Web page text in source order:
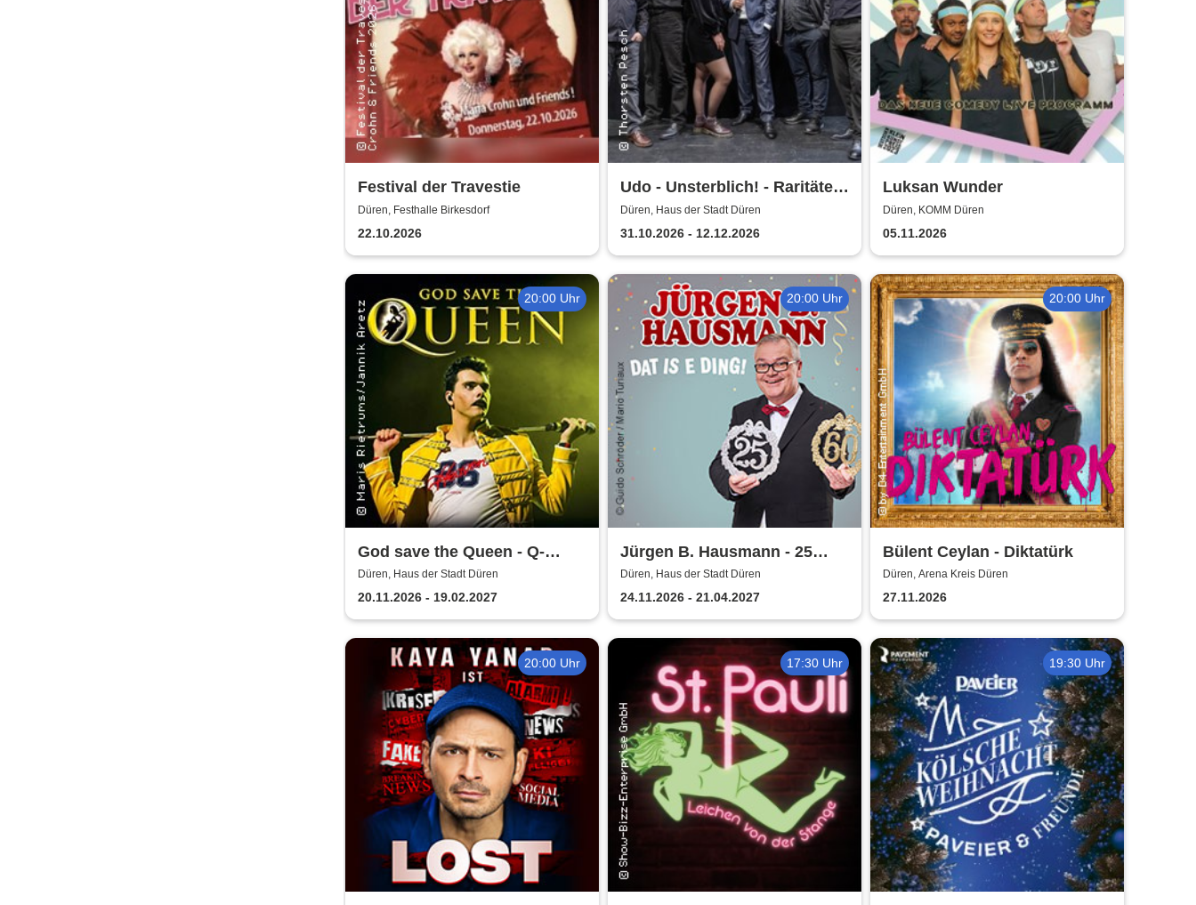
Festival der Travestie
Düren, Festhalle Birkesdorf
22.10.2026
Udo - Unsterblich! - Raritäten-
Band
Düren, Haus der Stadt Düren
31.10.2026 - 12.12.2026
Luksan Wunder
Düren, KOMM Düren
05.11.2026
20:00 Uhr
God save the Queen - Q-
Revival Band
Düren, Haus der Stadt Düren
20.11.2026 - 19.02.2027
20:00 Uhr
Jürgen B. Hausmann - 25
Jahre - Dat is e Ding!
Düren, Haus der Stadt Düren
24.11.2026 - 21.04.2027
20:00 Uhr
Bülent Ceylan - Diktatürk
Düren, Arena Kreis Düren
27.11.2026
20:00 Uhr 17:30 Uhr 19:30 Uhr